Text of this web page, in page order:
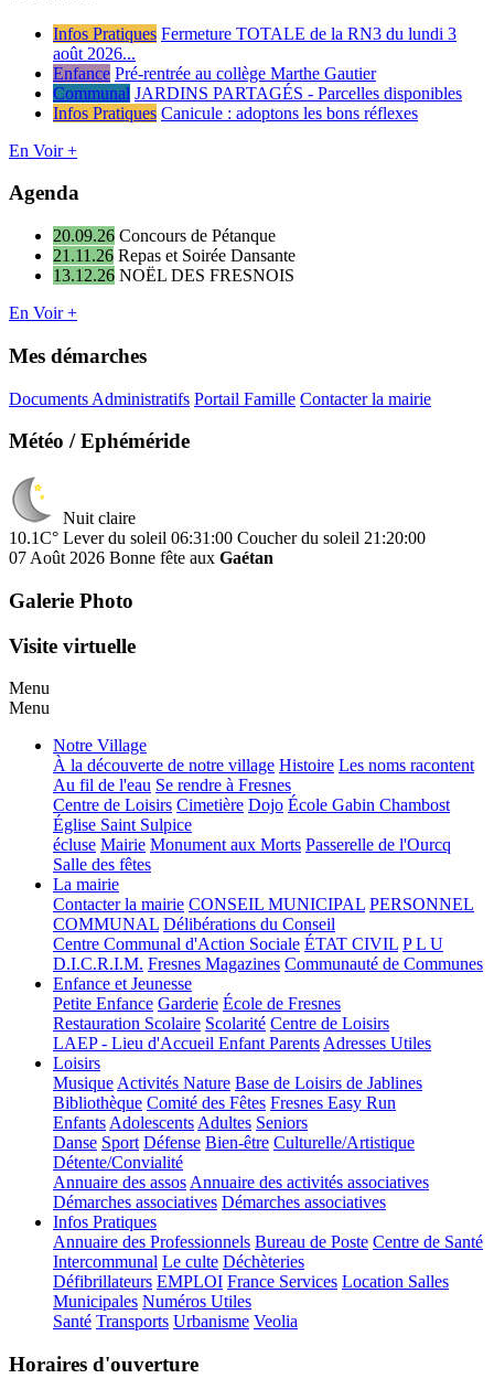
Infos Pratiques Fermeture TOTALE de la RN3 du lundi 3
août 2026...
Enfance Pré-rentrée au collège Marthe Gautier
Communal JARDINS PARTAGÉS - Parcelles disponibles
Infos Pratiques Canicule : adoptons les bons réflexes
En Voir +
Agenda
20.09.26 Concours de Pétanque
21.11.26 Repas et Soirée Dansante
13.12.26 NOËL DES FRESNOIS
En Voir +
Mes démarches
Documents Administratifs Portail Famille Contacter la mairie
Météo / Ephéméride
Nuit claire
10.1C° Lever du soleil 06:31:00 Coucher du soleil 21:20:00
07 Août 2026 Bonne fête aux Gaétan
Galerie Photo
Visite virtuelle
Menu
Menu
Notre Village
À la découverte de notre village Histoire Les noms racontent
Au fil de l'eau Se rendre à Fresnes
Centre de Loisirs Cimetière Dojo École Gabin Chambost
Église Saint Sulpice
écluse Mairie Monument aux Morts Passerelle de l'Ourcq
Salle des fêtes
La mairie
Contacter la mairie CONSEIL MUNICIPAL PERSONNEL
COMMUNAL Délibérations du Conseil
Centre Communal d'Action Sociale ÉTAT CIVIL P L U
D.I.C.R.I.M. Fresnes Magazines Communauté de Communes
Enfance et Jeunesse
Petite Enfance Garderie École de Fresnes
Restauration Scolaire Scolarité Centre de Loisirs
LAEP - Lieu d'Accueil Enfant Parents Adresses Utiles
Loisirs
Musique Activités Nature Base de Loisirs de Jablines
Bibliothèque Comité des Fêtes Fresnes Easy Run
Enfants Adolescents Adultes Seniors
Danse Sport Défense Bien-être Culturelle/Artistique
Détente/Convialité
Annuaire des assos Annuaire des activités associatives
Démarches associatives Démarches associatives
Infos Pratiques
Annuaire des Professionnels Bureau de Poste Centre de Santé
Intercommunal Le culte Déchèteries
Défibrillateurs EMPLOI France Services Location Salles
Municipales Numéros Utiles
Santé Transports Urbanisme Veolia
Horaires d'ouverture